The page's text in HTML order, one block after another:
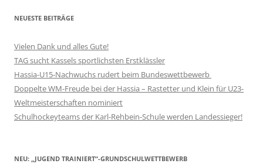
NEUESTE BEITRÄGE
Vielen Dank und alles Gute!
TAG sucht Kassels sportlichsten Erstklässler
Hassia-U15-Nachwuchs rudert beim Bundeswettbewerb
Doppelte WM-Freude bei der Hassia – Rastetter und Klein für U23-
Weltmeisterschaften nominiert
Schulhockeyteams der Karl-Rehbein-Schule werden Landessieger!
NEU: „JUGEND TRAINIERT“-GRUNDSCHULWETTBEWERB